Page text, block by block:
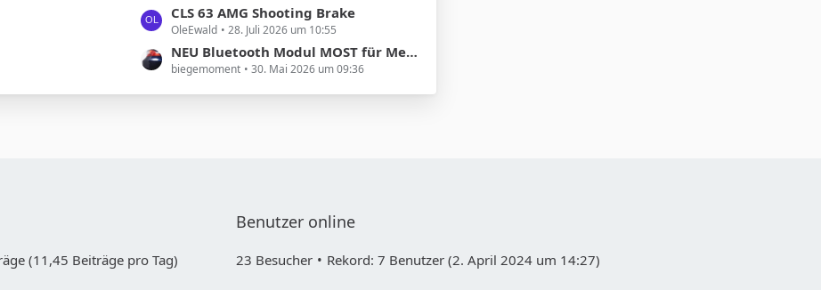
e
e
t
L
e
z
t
e
CLS 63 AMG Shooting Brake
OleEwald 28. Juli 2026 um 10:55
NEU Bluetooth Modul MOST für Mercedes COMAND NTG1 und 2
biegemoment 30. Mai 2026 um 09:36
(11,45 Beiträge pro Tag)
Benutzer online
23 Besucher Rekord: 7 Benutzer (2. April 2024 um 14:27)